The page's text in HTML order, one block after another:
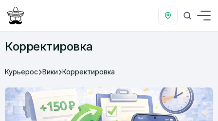
Корректировка
Курьерос Вики Корректировка